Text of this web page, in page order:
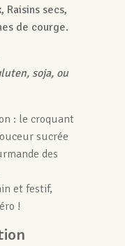
Raisins secs,
de courge.
soja, ou
: le croquant
sucrée
des
et festif,
!